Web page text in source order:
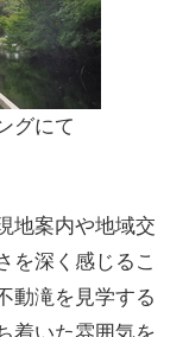
グにて
地案内や地域交
を深く感じるこ
動滝を見学する